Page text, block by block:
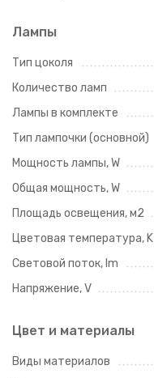
Лампы
Тип цоколя
Количество ламп
Лампы в комплекте
Тип лампочки (основной)
Мощность лампы, W
Общая мощность, W
Площадь освещения, м2
Цветовая температура, K
Световой поток, lm
Напряжение, V
Цвет и материалы
Виды материалов